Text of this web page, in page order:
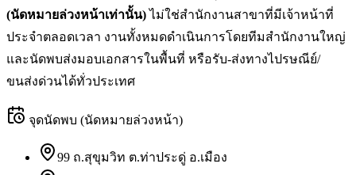
(นัดหมายล่วงหน้าเท่านั้น) ไม่ใช่สำนักงานสาขาที่มีเจ้าหน้าที่
ประจำตลอดเวลา งานทั้งหมดดำเนินการโดยทีมสำนักงานใหญ่
และนัดพบส่งมอบเอกสารในพื้นที่ หรือรับ-ส่งทางไปรษณีย์/
ขนส่งด่วนได้ทั่วประเทศ
จุดนัดพบ (นัดหมายล่วงหน้า)
99 ถ.สุขุมวิท ต.ท่าประดู่ อ.เมือง